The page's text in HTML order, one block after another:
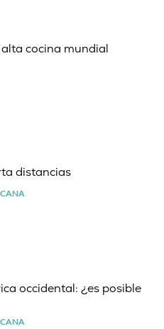
cocina mundial
distancias
occidental: ¿es posible